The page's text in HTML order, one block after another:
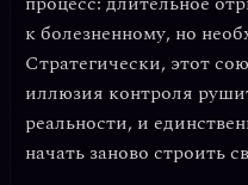
к болезненному, но
Стратегически, этот
иллюзия контроля
реальности, и
начать заново строить